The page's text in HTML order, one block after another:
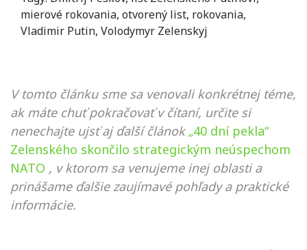
mierové rokovania, otvorený list, rokovania,
Vladimir Putin, Volodymyr Zelenskyj
V tomto článku sme sa venovali konkrétnej téme,
ak máte chuť pokračovať v čítaní, určite si
nenechajte ujsť aj ďalší článok „40 dní pekla“
Zelenského skončilo strategickým neúspechom
NATO , v ktorom sa venujeme inej oblasti a
prinášame ďalšie zaujímavé pohľady a praktické
informácie.